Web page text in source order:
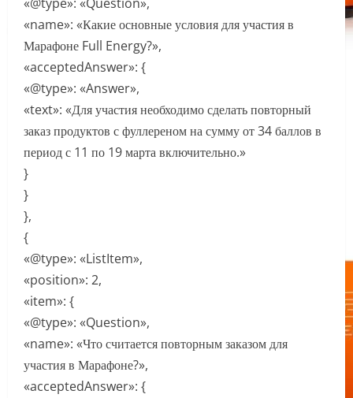
«name»: «Какие основные условия для участия в
Марафоне Full Energy?»,
«acceptedAnswer»: {
«@type»: «Answer»,
«text»: «Для участия необходимо сделать повторный
заказ продуктов с фуллереном на сумму от 34 баллов в
период с 11 по 19 марта включительно.»
}
}
},
{
«@type»: «ListItem»,
«position»: 2,
«item»: {
«@type»: «Question»,
«name»: «Что считается повторным заказом для
участия в Марафоне?»,
«acceptedAnswer»: {